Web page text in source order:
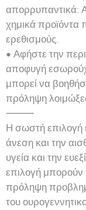
απορρυπαντικά:
χημικά
ερεθισμούς.
• Αφήστε την
αποφυγή
μπορεί να
πρόληψη
⸻
Η σωστή
άνεση και την
υγεία και την
επιλογή
πρόληψη
του